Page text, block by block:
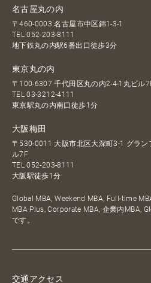
名古屋丸の内
〒460-0003 名古屋市中区錦1-3-1
TEL052-203-8111
地下鉄丸の内駅6番出口徒歩3分
東京丸の内
〒100-6307 千代田区丸の内2-4-1丸ビル
TEL03-3212-4111
東京駅丸の内南口徒歩1分
大阪梅田
〒530-0011 大阪市北区大深町3-1 グラン
ル7F
TEL052-203-8111
大阪駅徒歩1分
Global MBA, Weekend MBA, Full-time
MBA Plus, Corporate MBA, 企業内MBA,
です。
交通アクセス